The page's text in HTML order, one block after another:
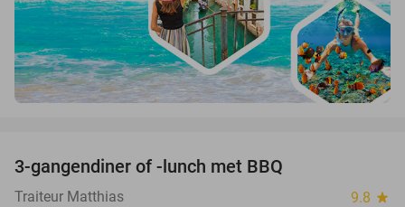
3-gangendiner of -lunch met BBQ
Traiteur Matthias 9.8 star